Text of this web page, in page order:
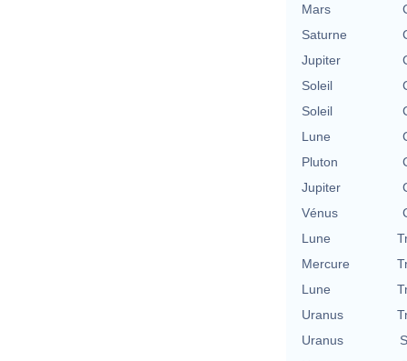
Mars
Saturne
Jupiter
Soleil
Soleil
Lune
Pluton
Jupiter
Vénus
Lune
Mercure
Lune
Uranus
Uranus